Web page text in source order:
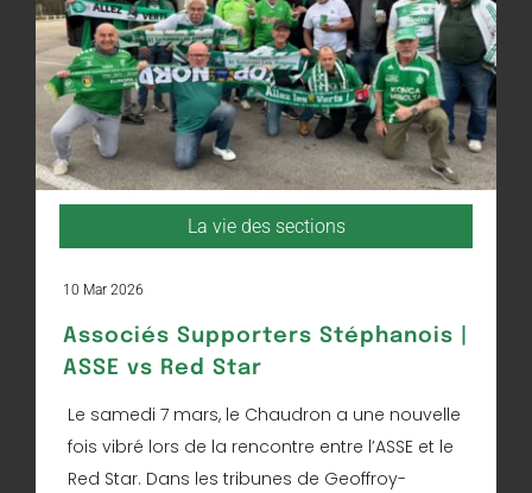
La vie des sections
10 Mar 2026
Associés Supporters Stéphanois |
ASSE vs Red Star
Le samedi 7 mars, le Chaudron a une nouvelle
fois vibré lors de la rencontre entre l’ASSE et le
Red Star. Dans les tribunes de Geoffroy-